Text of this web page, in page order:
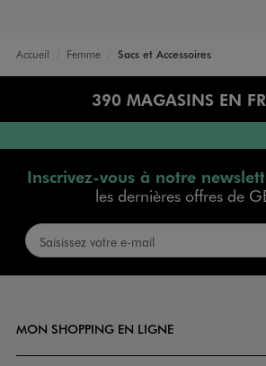
Accueil Femme Sacs et Accessoires
390 MAGASINS EN
Inscrivez-vous à notre
les dernières offres de
MON SHOPPING EN LIGNE